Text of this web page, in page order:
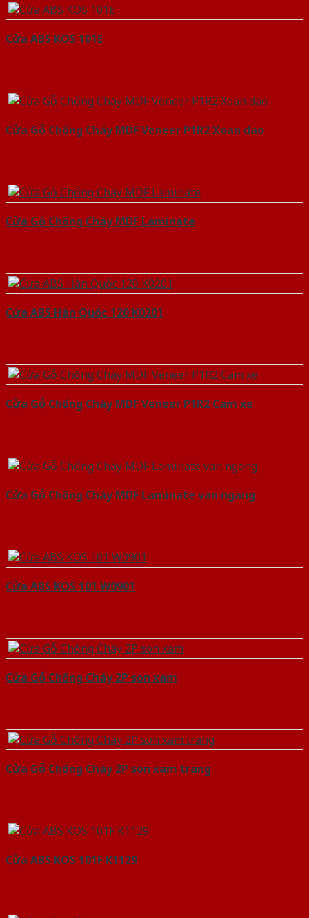
Cửa ABS KOS 101E
Cửa Gỗ Chống Cháy MDF Veneer P1R2 Xoan dao
Cửa Gỗ Chống Cháy MDF Laminate
Cửa ABS Hàn Quốc 120 K0201
Cửa Gỗ Chống Cháy MDF Veneer P1R2 Cam xe
Cửa Gỗ Chống Cháy MDF Laminate van ngang
Cửa ABS KOS 101 W0901
Cửa Gỗ Chống Cháy 2P son xam
Cửa Gỗ Chống Cháy 2P son xam trang
Cửa ABS KOS 101F K1129